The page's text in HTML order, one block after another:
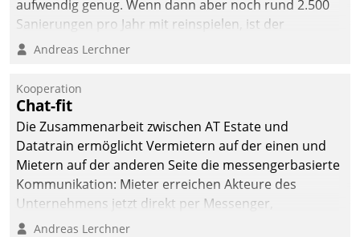
aufwendig genug. Wenn dann aber noch rund 2.500
Sanierungen pro Jahr mit reinspielen, ist der
Betreuungs- und Organisationsaufwand immens. Im
kommunale Wohnungsbauunternehmen daher
gemeinsam mit der Berliner Datatrain GmbH den
Teilprozess der Objektsanierung digitalisiert.
Andreas Lerchner
Kooperation
Chat-fit
Die Zusammenarbeit zwischen AT Estate und
Datatrain ermöglicht Vermietern auf der einen und
Mietern auf der anderen Seite die messengerbasierte
Kommunikation: Mieter erreichen Akteure des
Unternehmens jetzt direkt per Messenger,
Mitarbeiter oder Dienstleister empfangen oder
Andreas Lerchner